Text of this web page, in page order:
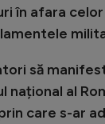
în afara
să
național al
care s-ar